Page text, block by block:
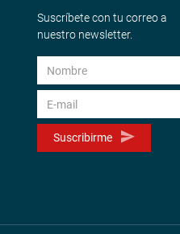
Suscríbete con tu correo a
nuestro newsletter.
Suscribirme